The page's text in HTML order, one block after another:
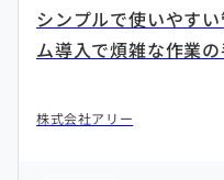
シンプルで使いやす
ム導入で煩雑な作業
株式会社アリー